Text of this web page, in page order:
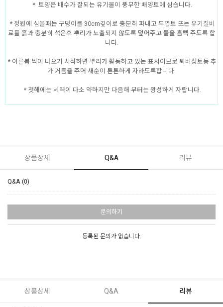
* 토양은 배수가 잘되는 유기물이 풍부한 배양토에 심습니다.
* 정원에 심을때는 구덩이를 30cm깊이로 충분히 파내고 부엽토 또는 유기질비
료를 흙과 충분히 섞은후 뿌리가 노출되지 않도록 덮어주고 물을 흠뻑 주도록 합
니다.
* 이른봄 싹이 나오기 시작하면 뿌리가 활동하고 있는 표시이므로 퇴비상토등 추
가 거름을 주어 새순이 튼튼하게 자라도록합니다.
* 첫해에는 세력이 다소 약하지만 다음해 부터는 왕성하게 자랍니다.
상품상세 Q&A 리뷰
Q&A (0)
문의하기
등록된 문의가 없습니다.
상품상세 Q&A 리뷰